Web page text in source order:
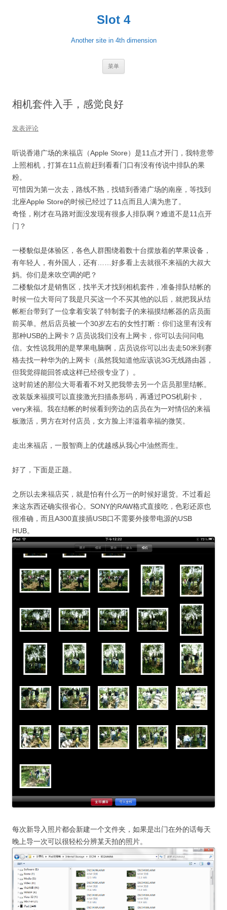
Slot 4
Another site in 4th dimension
菜单
相机套件入手，感觉良好
发表评论
听说香港广场的来福店（Apple Store）是11点才开门，我特意带
上照相机，打算在11点前赶到看看门口有没有传说中排队的果
粉。
可惜因为第一次去，路线不熟，找错到香港广场的南座，等找到
北座Apple Store的时候已经过了11点而且人满为患了。
奇怪，刚才在马路对面没发现有很多人排队啊？难道不是11点开
门？
一楼貌似是体验区，各色人群围绕着数十台摆放着的苹果设备，
有年轻人，有外国人，还有……好多看上去就很不来福的大叔大
妈。你们是来吹空调的吧？
二楼貌似才是销售区，找半天才找到相机套件，准备排队结帐的
时候一位大哥问了我是只买这一个不买其他的以后，就把我从结
帐柜台带到了一位拿着安装了特制套子的来福摸结帐器的店员面
前买单。然后店员被一个30岁左右的女性打断：你们这里有没有
那种USB的上网卡？店员说我们没有上网卡，你可以去问问电
信。女性说我用的是苹果电脑啊，店员说你可以出去走50米到赛
格去找一种华为的上网卡（虽然我知道他应该说3G无线路由器，
但我觉得能回答成这样已经很专业了）。
这时前述的那位大哥看看不对又把我带去另一个店员那里结帐。
改装版来福摸可以直接激光扫描条形码，再通过POS机刷卡，
very来福。我在结帐的时候看到旁边的店员在为一对情侣的来福
板激活，男方在对付店员，女方脸上洋溢着幸福的微笑。
走出来福店，一股智商上的优越感从我心中油然而生。
好了，下面是正题。
之所以去来福店买，就是怕有什么万一的时候好退货。不过看起
来这东西还确实很省心。SONY的RAW格式直接吃，色彩还原也
很准确，而且A300直接插USB口不需要外接带电源的USB
HUB。
每次新导入照片都会新建一个文件夹，如果是出门在外的话每天
晚上导一次可以很轻松分辨某天拍的照片。